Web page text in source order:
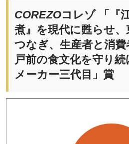
COREZOコレゾ 「『
煮』を現代に甦らせ
つなぎ、生産者と消
戸前の食文化を守り
メーカー三代目」賞